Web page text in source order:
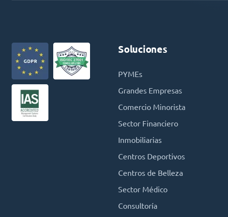
Soluciones
PYMEs
Grandes Empresas
Comercio Minorista
Sector Financiero
Inmobiliarias
Centros Deportivos
Centros de Belleza
Sector Médico
Consultoría